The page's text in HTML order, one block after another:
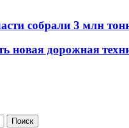
собрали 3 млн
новая дорожная